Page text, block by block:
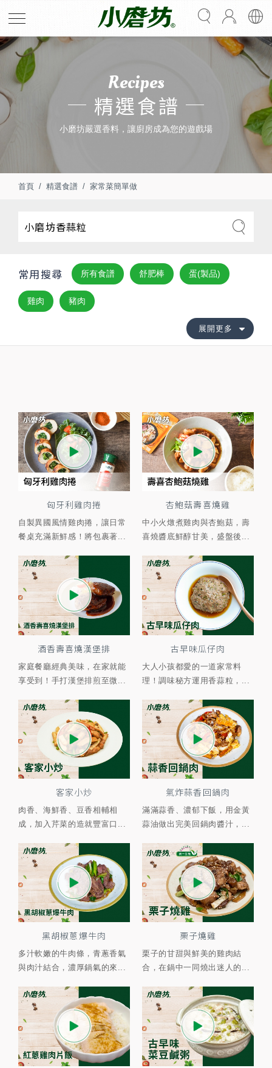
Recipes
精選食譜
小磨坊嚴選香料，讓廚房成為您的遊戲場
首頁 精選食譜 家常菜簡單做
常用搜尋 所有食譜 舒肥棒 蛋(製品)
雞肉 豬肉
展開更多
匈牙利雞肉捲
自製異國風情雞肉捲，讓日常
餐桌充滿新鮮感！將包裹著...
杏鮑菇壽喜燒雞
中小火燉煮雞肉與杏鮑菇，壽
喜燒醬底鮮醇甘美，盛盤後...
酒香壽喜燒漢堡排
家庭餐廳經典美味，在家就能
享受到！手打漢堡排煎至微...
古早味瓜仔肉
大人小孩都愛的一道家常料
理！調味秘方運用香蒜粒，...
客家小炒
肉香、海鮮香、豆香相輔相
成，加入芹菜的造就豐富口...
氣炸蒜香回鍋肉
滿滿蒜香、濃郁下飯，用金黃
蒜油做出完美回鍋肉醬汁，...
黑胡椒蔥爆牛肉
多汁軟嫩的牛肉條，青蔥香氣
與肉汁結合，濃厚鍋氣的來...
栗子燒雞
栗子的甘甜與鮮美的雞肉結
合，在鍋中一同燒出迷人的...